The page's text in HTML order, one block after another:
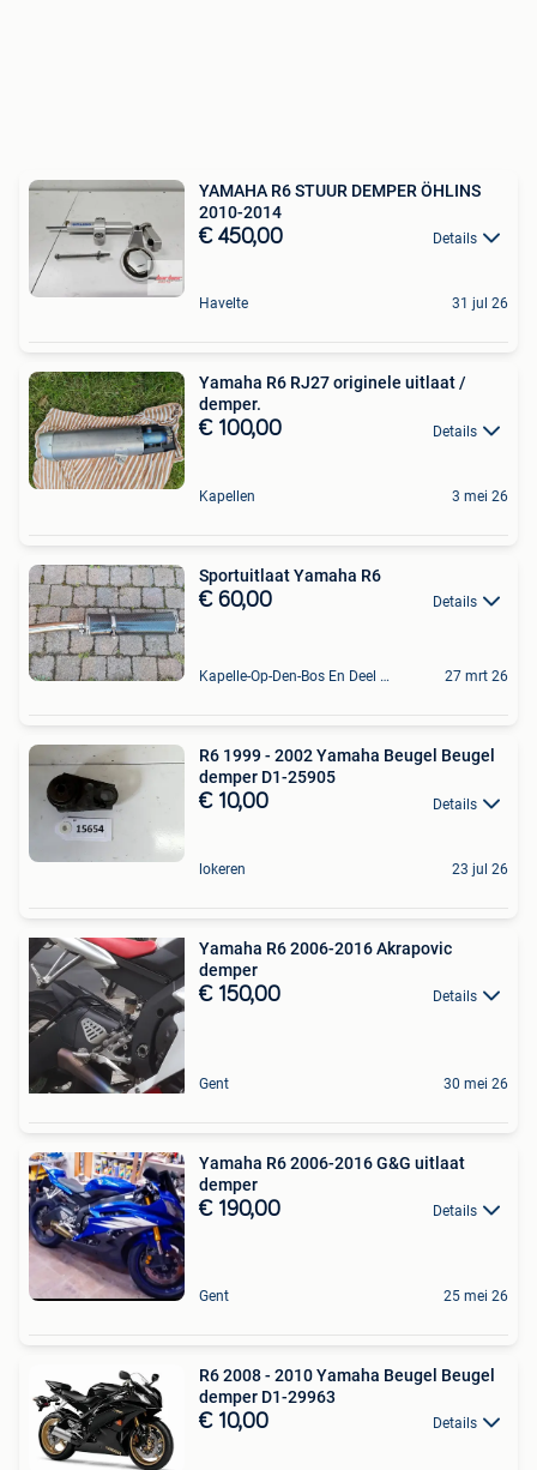
YAMAHA R6 STUUR DEMPER ÖHLINS
2010-2014
€ 450,00 Details
Havelte 31 jul 26
Yamaha R6 RJ27 originele uitlaat /
demper.
€ 100,00 Details
Kapellen 3 mei 26
Sportuitlaat Yamaha R6
€ 60,00 Details
Kapelle-Op-Den-Bos En Deel Van Zemst 27 mrt 26
R6 1999 - 2002 Yamaha Beugel Beugel
demper D1-25905
€ 10,00 Details
lokeren 23 jul 26
Yamaha R6 2006-2016 Akrapovic
demper
€ 150,00 Details
Gent 30 mei 26
Yamaha R6 2006-2016 G&G uitlaat
demper
€ 190,00 Details
Gent 25 mei 26
R6 2008 - 2010 Yamaha Beugel Beugel
demper D1-29963
€ 10,00 Details